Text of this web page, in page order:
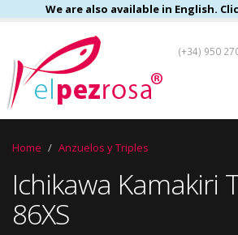
We are also available in English.
(+34) 950
Home Anzuelos y Triples
Ichikawa Kamakiri
86XS